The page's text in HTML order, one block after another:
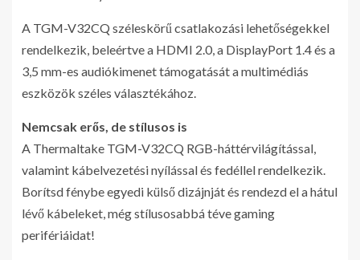
A TGM-V32CQ széleskörű csatlakozási lehetőségekkel
rendelkezik, beleértve a HDMI 2.0, a DisplayPort 1.4 és a
3,5 mm-es audiókimenet támogatását a multimédiás
eszközök széles választékához.
Nemcsak erős, de stílusos is
A Thermaltake TGM-V32CQ RGB-háttérvilágítással,
valamint kábelvezetési nyílással és fedéllel rendelkezik.
Borítsd fénybe egyedi külső dizájnját és rendezd el a hátul
lévő kábeleket, még stílusosabbá téve gaming
perifériáidat!